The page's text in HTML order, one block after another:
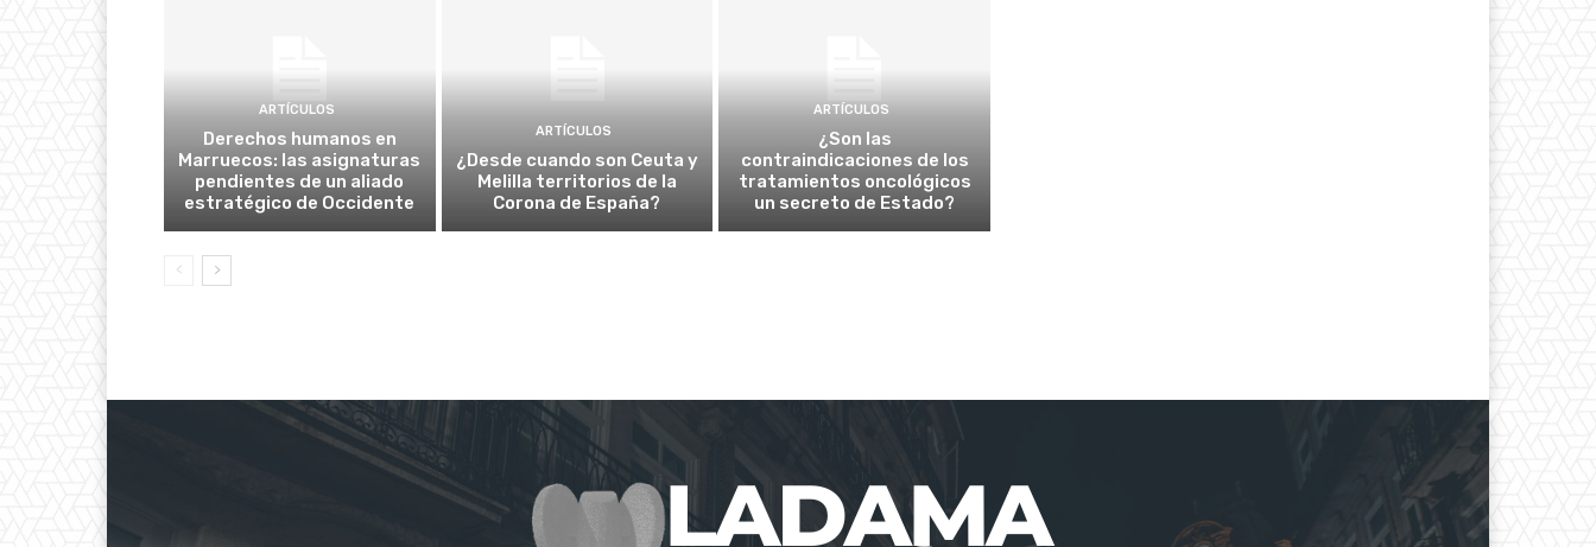
ARTÍCULOS
Derechos humanos en
Marruecos: las asignaturas
pendientes de un aliado
estratégico de Occidente
ARTÍCULOS
¿Desde cuando son Ceuta y
Melilla territorios de la
Corona de España?
ARTÍCULOS
¿Son las
contraindicaciones de los
tratamientos oncológicos
un secreto de Estado?